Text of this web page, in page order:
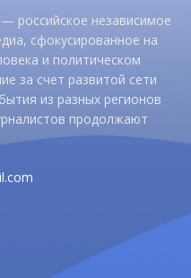
российское независимое
сфокусированное на
и политическом
за счет развитой сети
из разных регионов
продолжают